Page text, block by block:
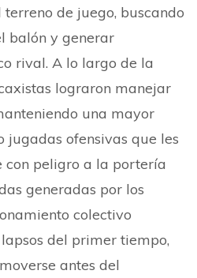
de juego, buscando
balón y generar
rival. A lo largo de la
lograron manejar
una mayor
jugadas ofensivas que les
con peligro a la portería
generadas por los
colectivo
del primer tiempo,
antes del